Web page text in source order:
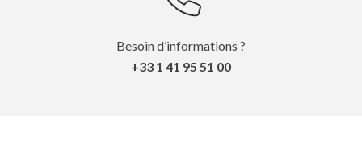
Besoin d’informations ?
+33 1 41 95 51 00